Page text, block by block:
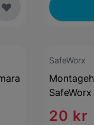
SafeWorx
SafeWorx
20 kr